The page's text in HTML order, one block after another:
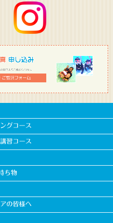
グコース
習コース
ち物
の皆様へ